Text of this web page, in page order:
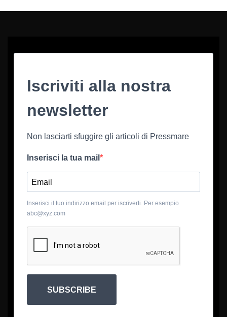
Iscriviti alla nostra
newsletter
Non lasciarti sfuggire gli articoli di Pressmare
Inserisci la tua mail
Inserisci il tuo indirizzo email per iscriverti. Per esempio
abc@xyz.com
SUBSCRIBE